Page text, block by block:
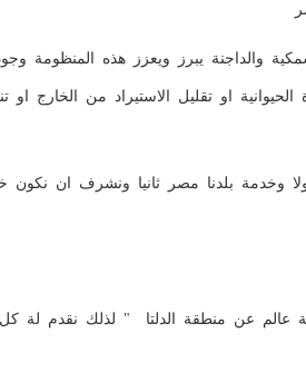
والداجنة يبرز ويعزز هذه المنظومة
او تقليل الاستيراد من الخارج او
وخدمة بلدنا مصر ثانيا ونشرف ان نكون
عالم عن منطقة الدلتا " لذلك نقدم لة كل